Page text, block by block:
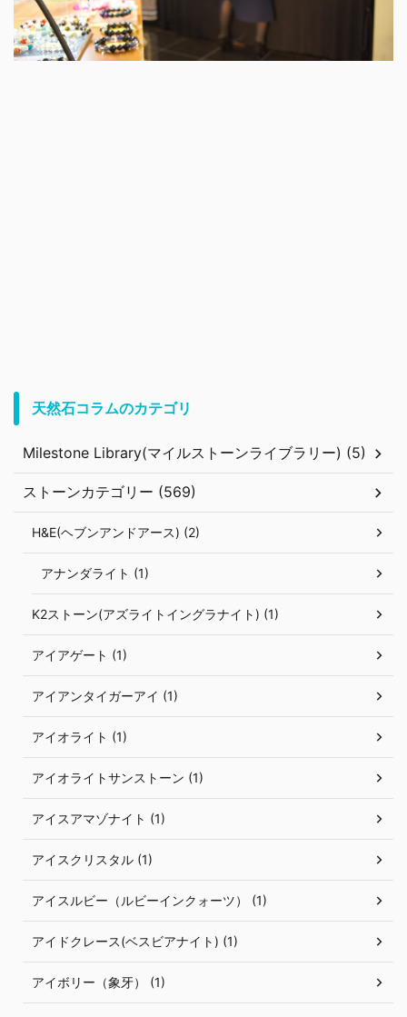
天然石コラムのカテゴリ
Milestone Library(マイルストーンライブラリー) (5)
ストーンカテゴリー (569)
H&E(ヘブンアンドアース) (2)
アナンダライト (1)
K2ストーン(アズライトイングラナイト) (1)
アイアゲート (1)
アイアンタイガーアイ (1)
アイオライト (1)
アイオライトサンストーン (1)
アイスアマゾナイト (1)
アイスクリスタル (1)
アイスルビー（ルビーインクォーツ） (1)
アイドクレース(ベスビアナイト) (1)
アイボリー（象牙） (1)